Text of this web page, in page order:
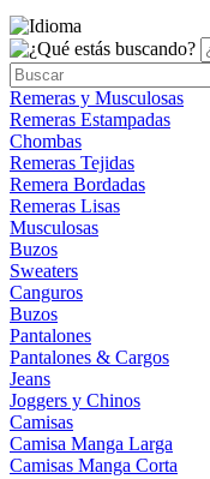
Remeras y Musculosas
Remeras Estampadas
Chombas
Remeras Tejidas
Remera Bordadas
Remeras Lisas
Musculosas
Buzos
Sweaters
Canguros
Buzos
Pantalones
Pantalones & Cargos
Jeans
Joggers y Chinos
Camisas
Camisa Manga Larga
Camisas Manga Corta